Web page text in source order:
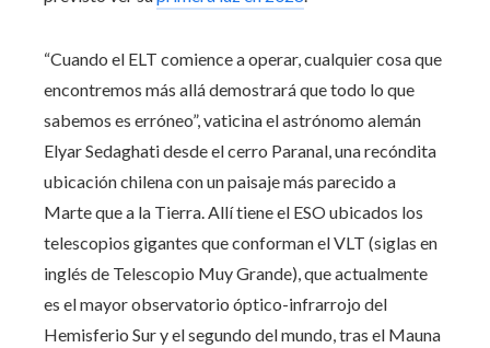
“Cuando el ELT comience a operar, cualquier cosa que
encontremos más allá demostrará que todo lo que
sabemos es erróneo”, vaticina el astrónomo alemán
Elyar Sedaghati desde el cerro Paranal, una recóndita
ubicación chilena con un paisaje más parecido a
Marte que a la Tierra. Allí tiene el ESO ubicados los
telescopios gigantes que conforman el VLT (siglas en
inglés de Telescopio Muy Grande), que actualmente
es el mayor observatorio óptico-infrarrojo del
Hemisferio Sur y el segundo del mundo, tras el Mauna